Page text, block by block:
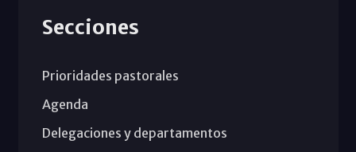
Secciones
Prioridades pastorales
Agenda
Delegaciones y departamentos